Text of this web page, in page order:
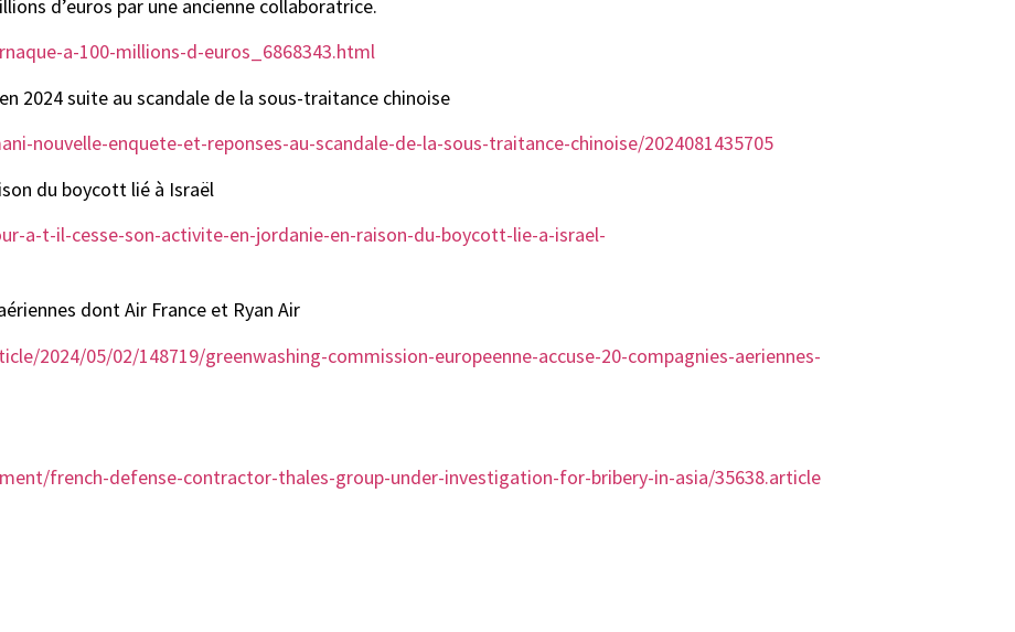
d’euros par une ancienne collaboratrice.
a-100-millions-d-euros_6868343.html
2024 suite au scandale de la sous-traitance chinoise
nouvelle-enquete-et-reponses-au-scandale-de-la-sous-traitance-chinoise/2024081435705
du boycott lié à Israël
a-t-il-cesse-son-activite-en-jordanie-en-raison-du-boycott-lie-a-israel-
dont Air France et Ryan Air
2024/05/02/148719/greenwashing-commission-europeenne-accuse-20-compagnies-aeriennes-
french-defense-contractor-thales-group-under-investigation-for-bribery-in-asia/35638.article